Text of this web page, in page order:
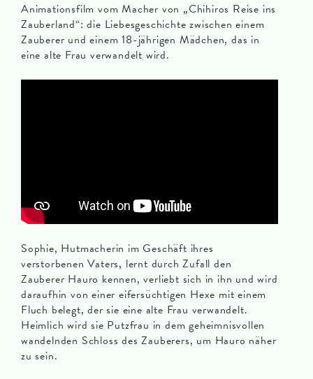
Animationsfilm vom Macher von „Chihiros Reise ins
Zauberland“: die Liebesgeschichte zwischen einem
Zauberer und einem 18-jährigen Mädchen, das in
eine alte Frau verwandelt wird.
Sophie, Hutmacherin im Geschäft ihres
verstorbenen Vaters, lernt durch Zufall den
Zauberer Hauro kennen, verliebt sich in ihn und wird
daraufhin von einer eifersüchtigen Hexe mit einem
Fluch belegt, der sie eine alte Frau verwandelt.
Heimlich wird sie Putzfrau in dem geheimnisvollen
wandelnden Schloss des Zauberers, um Hauro näher
zu sein.